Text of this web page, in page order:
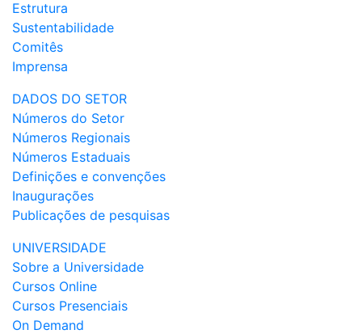
Estrutura
Sustentabilidade
Comitês
Imprensa
DADOS DO SETOR
Números do Setor
Números Regionais
Números Estaduais
Definições e convenções
Inaugurações
Publicações de pesquisas
UNIVERSIDADE
Sobre a Universidade
Cursos Online
Cursos Presenciais
On Demand